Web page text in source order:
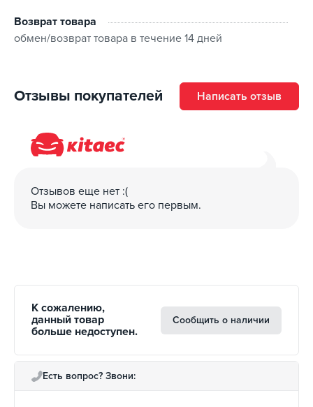
Возврат товара
обмен/возврат товара в течение 14 дней
Отзывы покупателей Написать отзыв
Отзывов еще нет :(
Вы можете написать его первым.
К сожалению,
данный товар
больше недоступен.
Сообщить о наличии
Есть вопрос? Звони: